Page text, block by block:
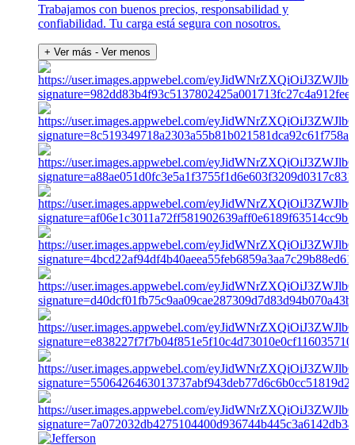
Trabajamos con buenos precios, responsabilidad y
confiabilidad. Tu carga está segura con nosotros.
+ Ver más - Ver menos